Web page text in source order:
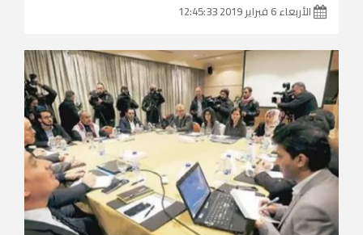
الأربعاء 6 فبراير 2019 12:45:33